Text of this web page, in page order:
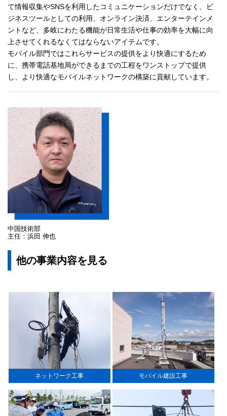
て情報収集やSNSを利用したコミュニケーションだけでなく、ビ
ジネスツールとしての利用、オンライン決済、エンターテインメ
ントなど、多岐にわたる機能が日常生活や仕事の効率を大幅に向
上させてくれるなくてはならないアイテムです。
モバイル部門ではこれらサービスの提供をより快適にするため
に、携帯電話基地局ができるまでの工程をワンストップで提供
し、より快適なモバイルネットワークの構築に貢献しています。
中国技術部
主任：浜田 伸也
他の事業内容を見る
ネットワーク工事 モバイル建設工事